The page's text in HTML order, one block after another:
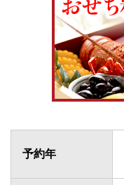
予約年